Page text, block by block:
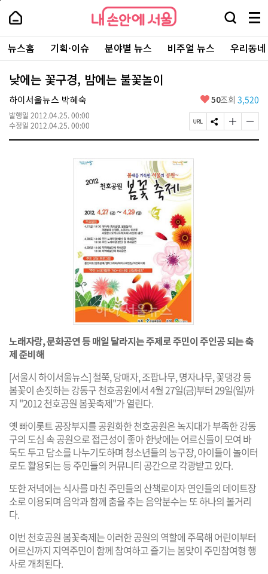
본
로
가
내
손
안
에
서
울
-
서
울
시
대
표
소
내
손
에
울
검
창
열
기
메
뉴
전
체
보
주
요
서
뉴스홈 기획·이슈 분야별 뉴스 비주얼 뉴스 우리동
낮에는 꽃구경, 밤에는 불꽃놀이
하이서울뉴스 박혜숙
발행일 2012.04.25. 00:00
수정일 2012.04.25. 00:00
좋
요
50조회 3,520
페
이
S
N
글
자
글
자
노래자랑, 문화공연 등 매일 달라지는 주제로 주민이 주인공 되는 축
제 준비해
[서울시 하이서울뉴스] 철쭉, 당매자, 조팝나무, 명자나무, 꽃댕강 등
봄꽃이 손짓하는 강동구 천호공원에서 4월 27일(금)부터 29일(일)까
지 "2012 천호공원 봄꽃축제"가 열린다.
옛 빠이롯트 공장부지를 공원화한 천호공원은 녹지대가 부족한 강동
구의 도심 속 공원으로 접근성이 좋아 한낮에는 어르신들이 모여 바
둑도 두고 담소를 나누기도하며 청소년들의 농구장, 아이들이 놀이터
로도 활용되는 등 주민들의 커뮤니티 공간으로 각광받고 있다.
또한 저녁에는 식사를 마친 주민들의 산책로이자 연인들의 데이트장
소로 이용되며 음악과 함께 춤을 추는 음악분수는 또 하나의 볼거리
다.
이번 천호공원 봄꽃축제는 이러한 공원의 역할에 주목해 어린이부터
어르신까지 지역주민이 함께 참여하고 즐기는 봄맞이 주민참여형 행
사로 개최된다.
페
상
단
로